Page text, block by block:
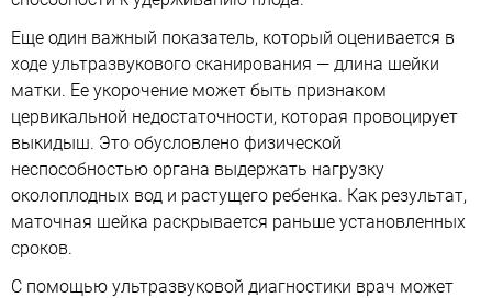
Еще один важный показатель, который оценивается в
ходе ультразвукового сканирования — длина шейки
матки. Ее укорочение может быть признаком
цервикальной недостаточности, которая провоцирует
выкидыш. Это обусловлено физической
неспособностью органа выдержать нагрузку
околоплодных вод и растущего ребенка. Как результат,
маточная шейка раскрывается раньше установленных
сроков.
С помощью ультразвуковой диагностики врач может